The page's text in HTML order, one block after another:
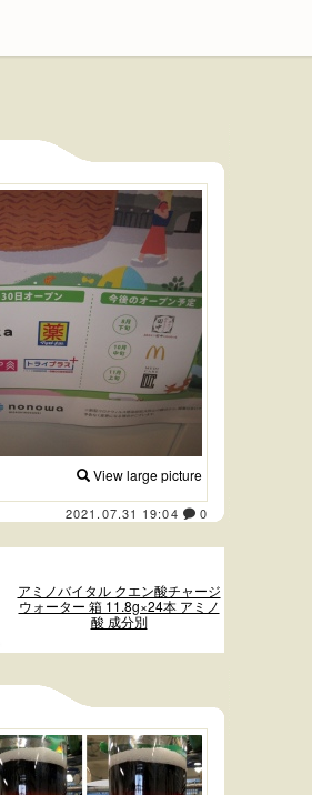
View large picture
2021.07.31 19:04 0
アミノバイタル クエン酸チャージ
ウォーター 箱 11.8g×24本 アミノ
酸 成分別